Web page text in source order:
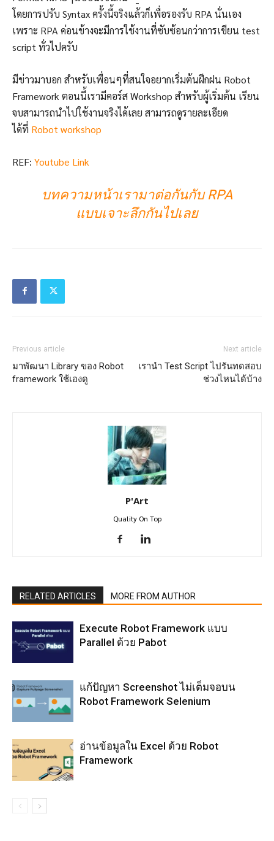
โดยการปรับ Syntax ครั้งนี้จริงแล้วก็เพื่อรองรับ RPA นั่นเอง
เพราะ RPA ค่อนข้างจะมีการใช้งานที่ซับซ้อนกว่าการเขียน test
script ทั่วไปครับ
มีข่าวมาบอก สำหรับเพื่อนๆที่สนใจอยากเริ่มต้นฝึกฝน Robot
Framework ตอนนี้เรามีคอร์ส Workshop สำหรับผู้เริ่มต้น เรียน
จบสามารถนำไปใช้งานจริงได้เลย สามารถดูรายละเอียด
ได้ที่ Robot workshop
REF: Youtube Link
บทความหน้าเรามาต่อกันกับ RPA
แบบเจาะลึกกันไปเลย
Previous article
มาพัฒนา Library ของ Robot
framework ใช้เองดู
Next article
เรานำ Test Script ไปรันทดสอบ
ช่วงไหนได้บ้าง
P'Art
Quality On Top
RELATED ARTICLES MORE FROM AUTHOR
Execute Robot Framework แบบ
Parallel ด้วย Pabot
แก้ปัญหา Screenshot ไม่เต็มจอบน
Robot Framework Selenium
อ่านข้อมูลใน Excel ด้วย Robot
Framework